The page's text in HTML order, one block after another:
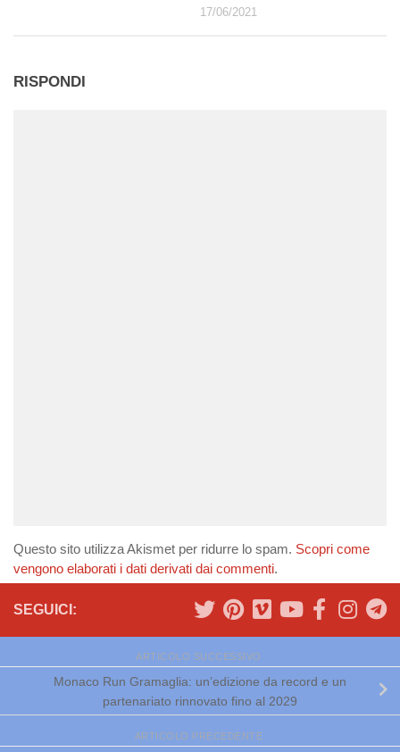
17/06/2021
RISPONDI
Questo sito utilizza Akismet per ridurre lo spam. Scopri come
vengono elaborati i dati derivati dai commenti.
SEGUICI:
ARTICOLO SUCCESSIVO
Monaco Run Gramaglia: un’edizione da record e un
partenariato rinnovato fino al 2029
ARTICOLO PRECEDENTE